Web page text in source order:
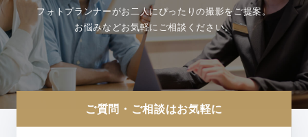
フォトプランナーがお二人にぴったりの撮影をご提案。
お悩みなどお気軽にご相談ください。
ご質問・ご相談はお気軽に